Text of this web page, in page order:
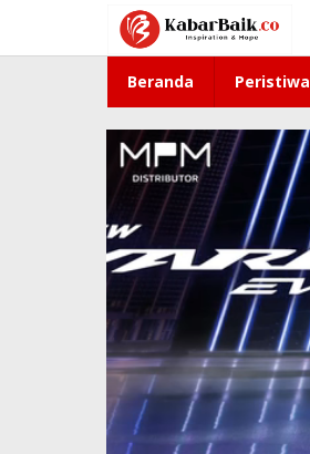
konten
Beranda Peristiwa